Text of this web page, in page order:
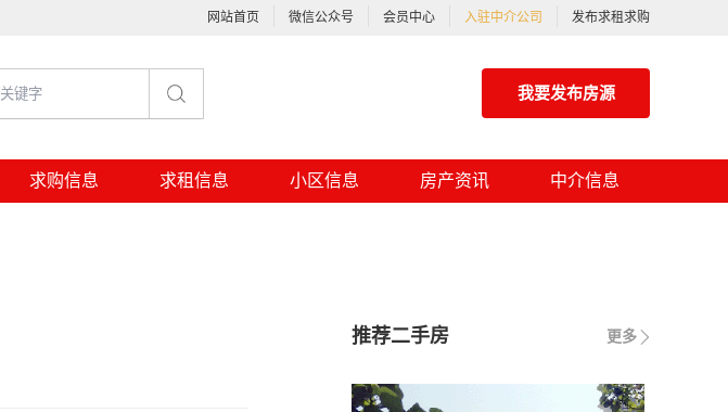
网站首页 微信公众号 会员中心 入驻中介公司 发布求租求购
我要发布房源
求购信息 求租信息 小区信息 房产资讯 中介信息
更多
推荐二手房